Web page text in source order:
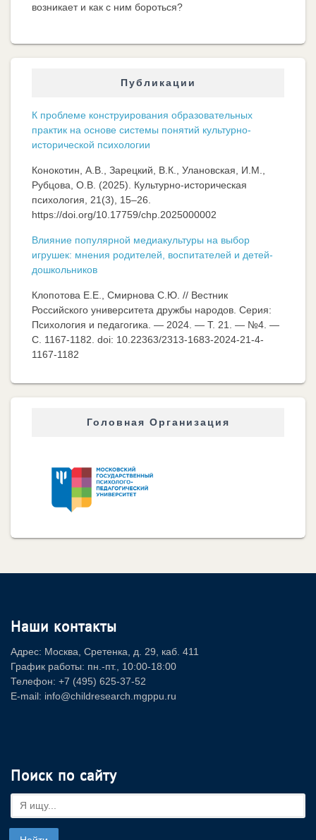
возникает и как с ним бороться?
Публикации
К проблеме конструирования образовательных
практик на основе системы понятий культурно-
исторической психологии
Конокотин, А.В., Зарецкий, В.К., Улановская, И.М.,
Рубцова, О.В. (2025). Культурно-историческая
психология, 21(3), 15–26.
https://doi.org/10.17759/chp.2025000002
Влияние популярной медиакультуры на выбор
игрушек: мнения родителей, воспитателей и детей-
дошкольников
Клопотова Е.Е., Смирнова С.Ю. // Вестник
Российского университета дружбы народов. Серия:
Психология и педагогика. — 2024. — Т. 21. — №4. —
C. 1167-1182. doi: 10.22363/2313-1683-2024-21-4-
1167-1182
Головная Организация
Наши контакты
Адрес: Москва, Сретенка, д. 29, каб. 411
График работы: пн.-пт., 10:00-18:00
Телефон: +7 (495) 625-37-52
E-mail: info@childresearch.mgppu.ru
Поиск по сайту